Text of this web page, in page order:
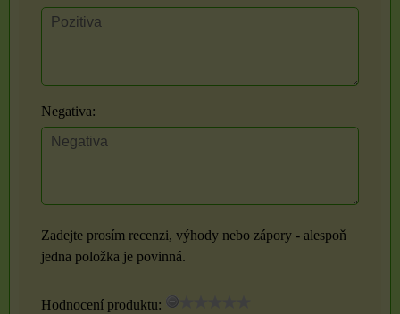
Negativa:
Zadejte prosím recenzi, výhody nebo zápory - alespoň
jedna položka je povinná.
Hodnocení produktu: